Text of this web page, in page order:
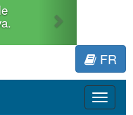
FR
Toggle